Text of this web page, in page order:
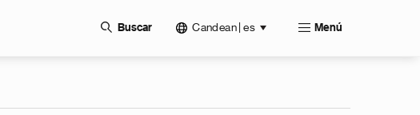
Buscar Candean | es Menú